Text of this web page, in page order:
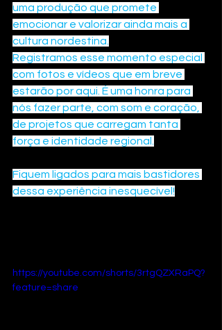
uma produção que promete
emocionar e valorizar ainda mais a
cultura nordestina.
Registramos esse momento especial
com fotos e vídeos que em breve
estarão por aqui. É uma honra para
nós fazer parte, com som e coração,
de projetos que carregam tanta
força e identidade regional.
Fiquem ligados para mais bastidores
dessa experiência inesquecível!
https://youtube.com/shorts/3rtgQZXRaPQ?
feature=share